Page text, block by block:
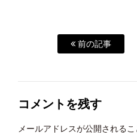
前の記事
コメントを残す
メールアドレスが公開されるこ